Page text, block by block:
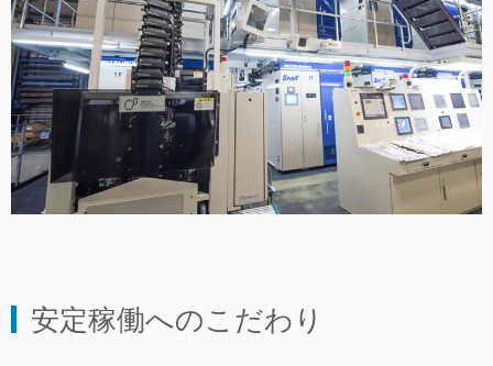
安定稼働へのこだわり